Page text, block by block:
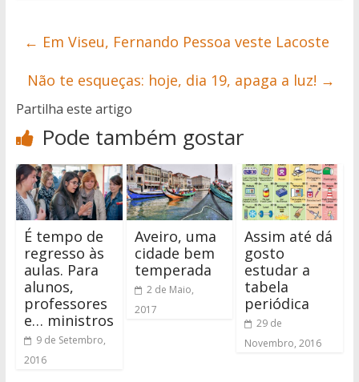
← Em Viseu, Fernando Pessoa veste Lacoste
Não te esqueças: hoje, dia 19, apaga a luz! →
Partilha este artigo
Pode também gostar
É tempo de
regresso às
aulas. Para
alunos,
professores
e… ministros
9 de Setembro,
2016
Aveiro, uma
cidade bem
temperada
2 de Maio,
2017
Assim até dá
gosto
estudar a
tabela
periódica
29 de
Novembro, 2016